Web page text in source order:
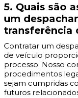
5. Quais são
um
transferência
Contratar um
de veículo
processo. Nosso
procedimentos
sejam cumpridas
futuros